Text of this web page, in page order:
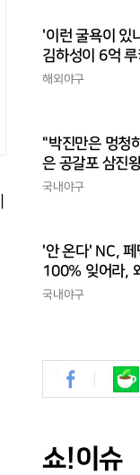
'이런 굴욕이 있
김하성이 6억
수라니...자비스,
해외야구
"박진만은 멍청
은 공갈포 삼진
삼성 저격..."무
국내야구
'안 온다' NC, 페
100% 잊어라,
도 한화 복귀 알
국내야구
쇼!이슈